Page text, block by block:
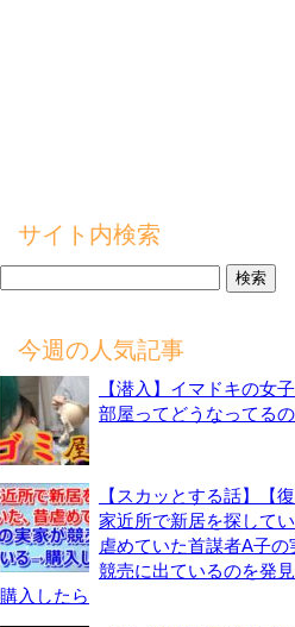
サイト内検索
今週の人気記事
【潜入】イマドキの女
部屋ってどうなってるの
【スカッとする話】【
家近所で新居を探して
虐めていた首謀者A子の
競売に出ているのを発
購入したら